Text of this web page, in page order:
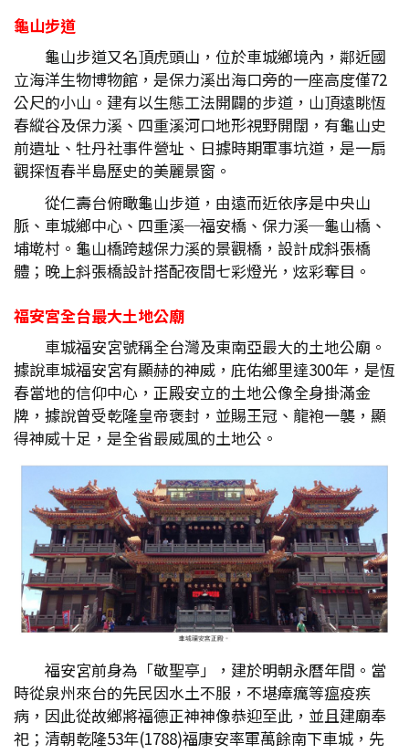
龜山步道
龜山步道又名頂虎頭山，位於車城鄉境內，鄰近國
立海洋生物博物館，是保力溪出海口旁的一座高度僅72
公尺的小山。建有以生態工法開闢的步道，山頂遠眺恆
春縱谷及保力溪、四重溪河口地形視野開闊，有龜山史
前遺址、牡丹社事件營址、日據時期軍事坑道，是一扇
觀探恆春半島歷史的美麗景窗。
從仁壽台俯瞰龜山步道，由遠而近依序是中央山
脈、車城鄉中心、四重溪─福安橋、保力溪─龜山橋、
埔墘村。龜山橋跨越保力溪的景觀橋，設計成斜張橋
體；晚上斜張橋設計搭配夜間七彩燈光，炫彩奪目。
福安宮全台最大土地公廟
車城福安宮號稱全台灣及東南亞最大的土地公廟。
據說車城福安宮有顯赫的神威，庇佑鄉里達300年，是恆
春當地的信仰中心，正殿安立的土地公像全身掛滿金
牌，據說曾受乾隆皇帝褒封，並賜王冠、龍袍一襲，顯
得神威十足，是全省最威風的土地公。
福安宮前身為「敬聖亭」，建於明朝永曆年間。當
時從泉州來台的先民因水土不服，不堪瘴癘等瘟疫疾
病，因此從故鄉將福德正神神像恭迎至此，並且建廟奉
祀；清朝乾隆53年(1788)福康安率軍萬餘南下車城，先